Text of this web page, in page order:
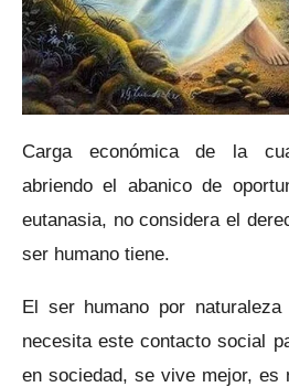
Carga económica de la
abriendo el abanico de
eutanasia, no considera el
ser humano tiene.
El ser humano por
necesita este contacto social
en sociedad, se vive mejor, es